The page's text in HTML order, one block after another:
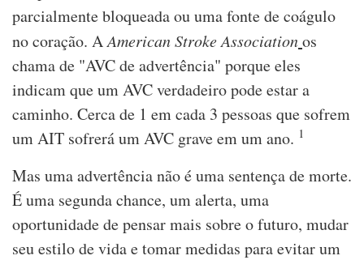
parcialmente bloqueada ou uma fonte de coágulo
no coração. AAmerican Stroke Associationos
chama de "AVC de advertência" porque eles
indicam que um AVC verdadeiro pode estar a
caminho. Cerca de 1 em cada 3 pessoas que sofrem
um AIT sofrerá um AVC grave em um ano. 1
Mas uma advertência não é uma sentença de morte.
É uma segunda chance, um alerta, uma
oportunidade de pensar mais sobre o futuro, mudar
seu estilo de vida e tomar medidas para evitar um